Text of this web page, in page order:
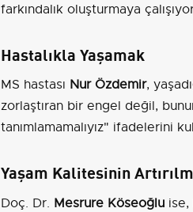
farkındalık oluşturmaya
Hastalıkla Yaşamak
MS hastası Nur Özdemir,
zorlaştıran bir engel değil,
tanımlamamalıyız" ifadelerini
Yaşam Kalitesinin
Doç. Dr. Mesrure Köseoğlu ise,